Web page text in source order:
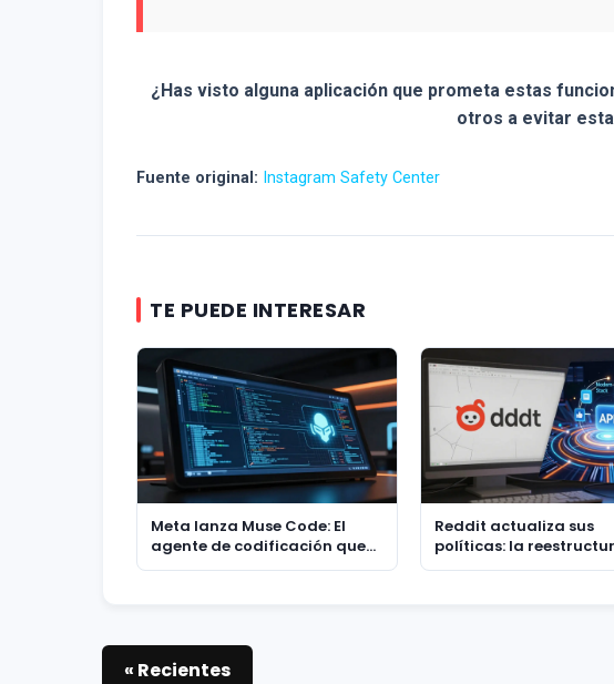
¿Has visto alguna aplicación que prometa estas
otros a evitar
Fuente original: Instagram Safety Center
TE PUEDE INTERESAR
Meta lanza Muse Code: El
agente de codificación que
redefine la IA para
Reddit actualiza sus
políticas: la
de Old Reddit y la
« Recientes